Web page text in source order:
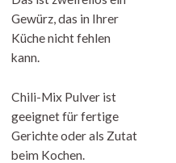
Gewürz, das in Ihrer
Küche nicht fehlen
kann.
Chili-Mix Pulver ist
geeignet für fertige
Gerichte oder als Zutat
beim Kochen.